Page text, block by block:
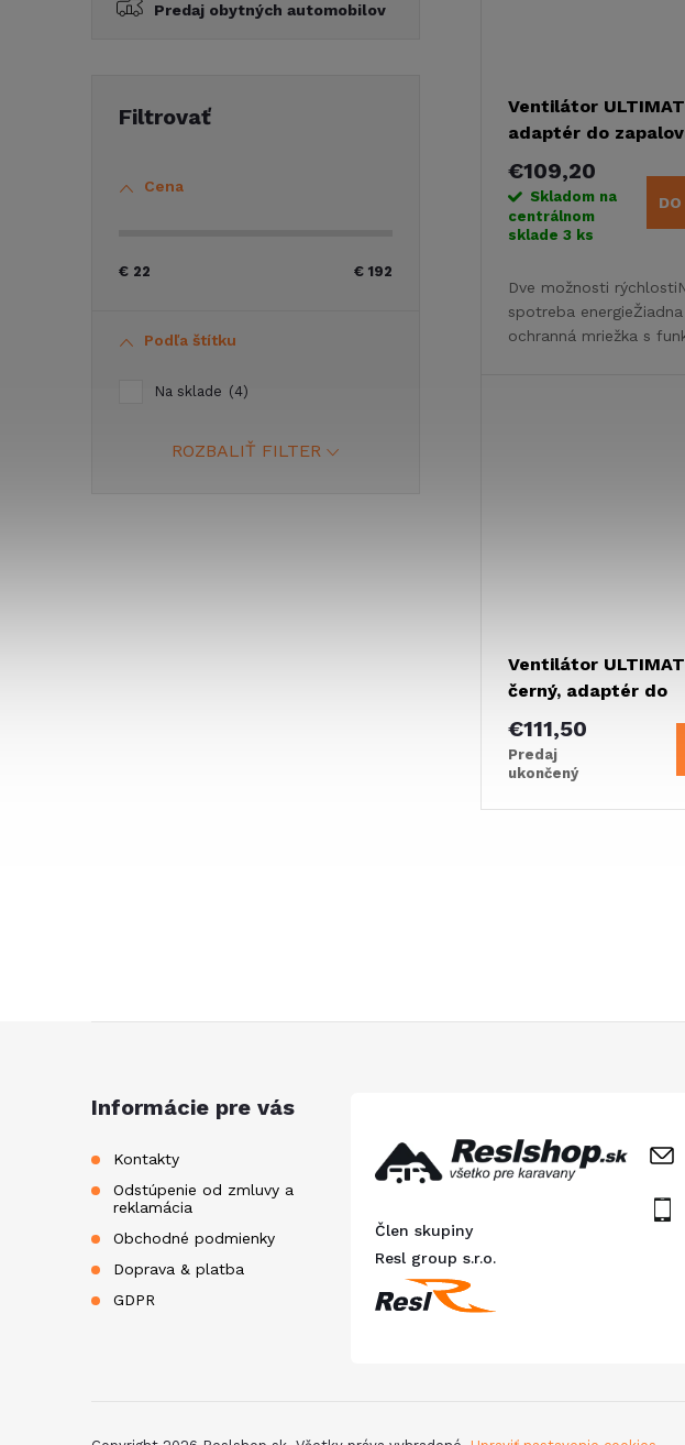
Predaj obytných automobilov
Cena
€ 22 € 192
Podľa štítku
Na sklade 4
ROZBALIŤ FILTER
Ventilátor
adaptér do
cigaret
€109,20
Skladom na
centrálnom
sklade 3 ks
Dve možnosti
spotreba energieŽiadna
ochranná mriežka s
Ventilátor
černý, adaptér do
zapalovače cigaret
€111,50
Predaj
ukončený
á
c
Informácie pre vás
Kontakty
Odstúpenie od zmluvy a
reklamácia
Obchodné podmienky
Doprava & platba
GDPR
Člen skupiny
Resl group s.r.o.